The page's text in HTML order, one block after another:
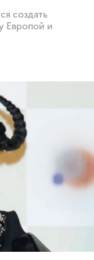
создать
Европой и